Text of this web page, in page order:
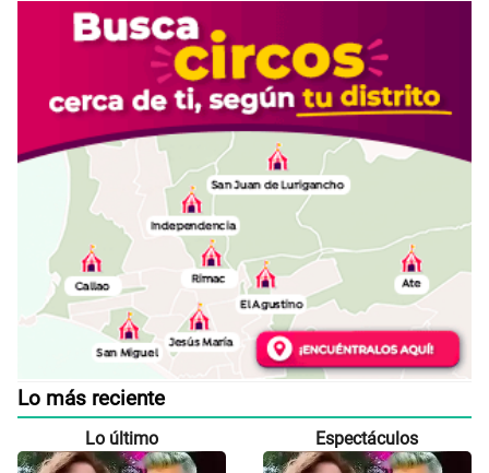
Lo más reciente
Lo último Espectáculos